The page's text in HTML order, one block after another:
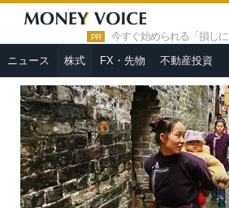
PR 今すぐ始められる「損しに
ニュース 株式 FX・先物 不動産投資
HOME » 株式 »
一人っ子政策廃止で育
「小康社会」は実現するか？